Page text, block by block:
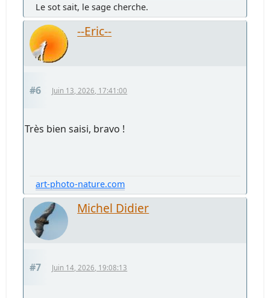
Le sot sait, le sage cherche.
--Eric--
#6 Juin 13, 2026, 17:41:00
Très bien saisi, bravo !
art-photo-nature.com
Michel Didier
#7 Juin 14, 2026, 19:08:13